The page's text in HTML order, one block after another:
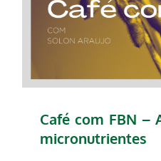
Café com FBN –
micronutrientes